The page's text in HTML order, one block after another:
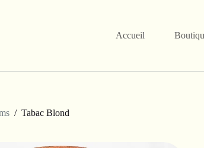
Accueil
/ Tabac Blond